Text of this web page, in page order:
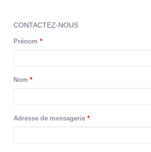
CONTACTEZ-NOUS
Prénom *
Nom *
Adresse de messagerie *